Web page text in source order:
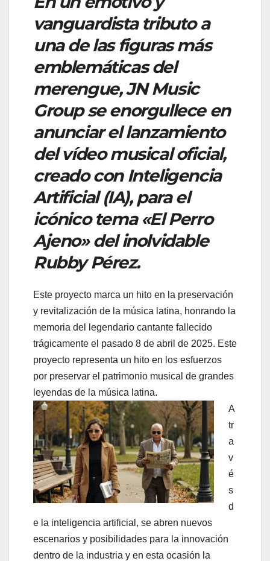
vanguardista tributo a
una de las figuras más
emblemáticas del
merengue, JN Music
Group se enorgullece en
anunciar el lanzamiento
del vídeo musical oficial,
creado con Inteligencia
Artificial (IA), para el
icónico tema «El Perro
Ajeno» del inolvidable
Rubby Pérez.
Este proyecto marca un hito en la preservación
y revitalización de la música latina, honrando la
memoria del legendario cantante fallecido
trágicamente el pasado 8 de abril de 2025. Este
proyecto representa un hito en los esfuerzos
por preservar el patrimonio musical de grandes
leyendas de la música latina.
A
tr
a
v
é
s
d
e la inteligencia artificial, se abren nuevos
escenarios y posibilidades para la innovación
dentro de la industria y en esta ocasión la